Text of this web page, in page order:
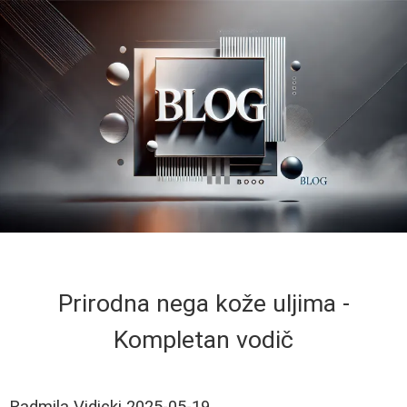
Prirodna negа kože uljima -
Kompletan vodič